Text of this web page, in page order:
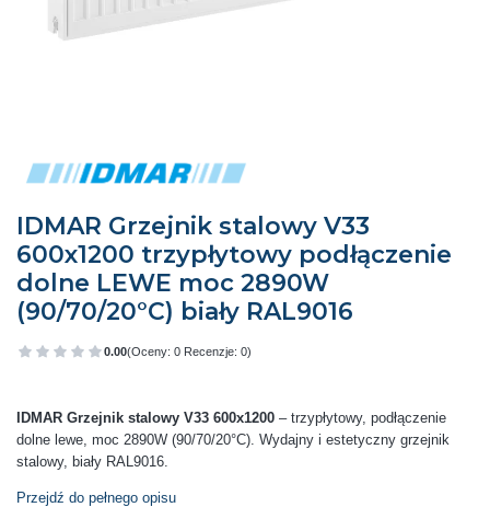
IDMAR Grzejnik stalowy V33
600x1200 trzypłytowy podłączenie
dolne LEWE moc 2890W
(90/70/20°C) biały RAL9016
0.00(Oceny: 0 Recenzje: 0)
Przejdź do sekcji Opinie
IDMAR Grzejnik stalowy V33 600x1200 – trzypłytowy, podłączenie
dolne lewe, moc 2890W (90/70/20°C). Wydajny i estetyczny grzejnik
stalowy, biały RAL9016.
Przejdź do pełnego opisu